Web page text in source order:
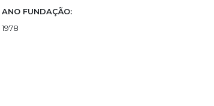
ANO FUNDAÇÃO:
1978